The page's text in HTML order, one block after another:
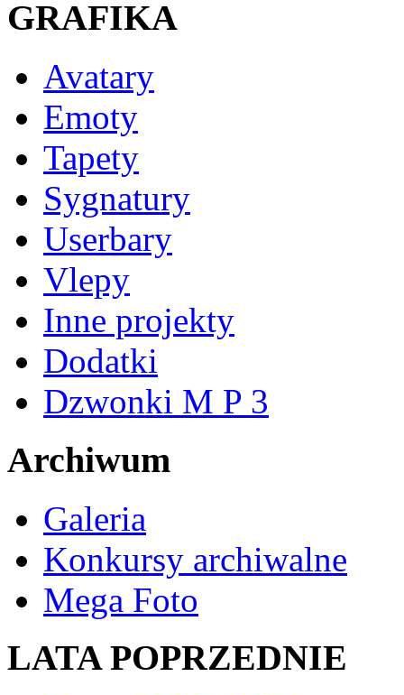
GRAFIKA
Avatary
Emoty
Tapety
Sygnatury
Userbary
Vlepy
Inne projekty
Dodatki
Dzwonki M P 3
Archiwum
Galeria
Konkursy archiwalne
Mega Foto
LATA POPRZEDNIE